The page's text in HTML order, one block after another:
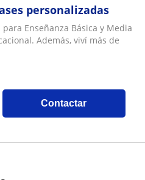
personalizadas
Enseñanza Básica y Media
Además, viví más de
Contactar